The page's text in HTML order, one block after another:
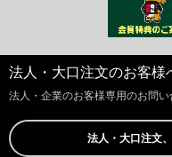
法人・大口注文のお客様
法人・企業のお客様専用のお問い
法人・大口注文